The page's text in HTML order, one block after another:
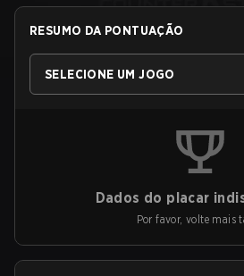
RESUMO DA PONTUAÇÃO
SELECIONE UM JOGO
Dados do placar
Por favor, volte mais